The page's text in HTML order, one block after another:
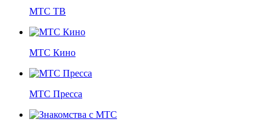
МТС ТВ
МТС Кино
МТС Пресса